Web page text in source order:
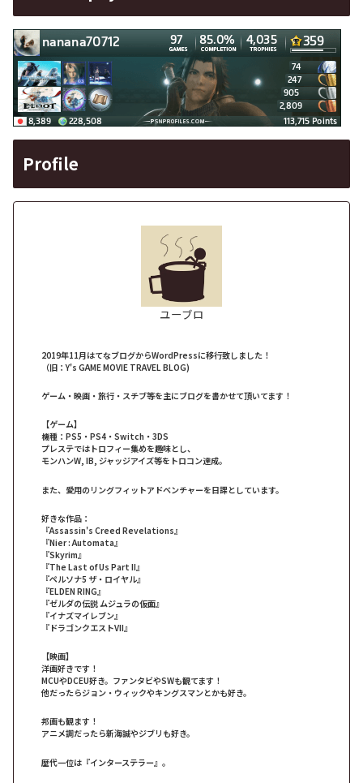
Profile
ユーブロ
2019年11月はてなブログからWordPressに移行致しました！
（旧：Y's GAME MOVIE TRAVEL BLOG)
ゲーム・映画・旅行・スチブ等を主にブログを書かせて頂いてます！
【ゲーム】
機種：PS5・PS4・Switch・3DS
プレステではトロフィー集めを趣味とし、
モンハンW, IB, ジャッジアイズ等をトロコン達成。
また、愛用のリングフィットアドベンチャーを日課としています。
好きな作品：
『Assassin's Creed Revelations』
『Nier : Automata』
『Skyrim』
『The Last of Us Part II』
『ペルソナ5 ザ・ロイヤル』
『ELDEN RING』
『ゼルダの伝説 ムジュラの仮面』
『イナズマイレブン』
『ドラゴンクエストVII』
【映画】
洋画好きです！
MCUやDCEU好き。ファンタビやSWも観てます！
他だったらジョン・ウィックやキングスマンとかも好き。
邦画も観ます！
アニメ調だったら新海誠やジブリも好き。
歴代一位は『インターステラー』。